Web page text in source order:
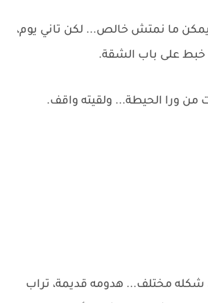
يمكن ما نمتش خالص... لكن تاني يوم،
على باب الشقة.
من ورا الحيطة... ولقيته واقف.
مختلف... هدومه قديمة، تراب